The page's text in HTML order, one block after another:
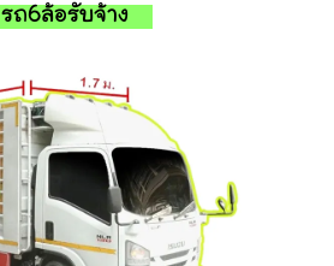
รถ6ล้อรับจ้าง